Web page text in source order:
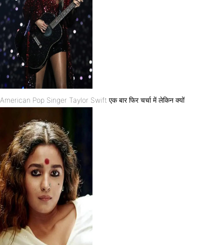
American Pop Singer Taylor Swift एक बार फिर चर्चा में लेकिन क्यों